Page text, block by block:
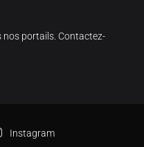
nos portails. Contactez-
Instagram